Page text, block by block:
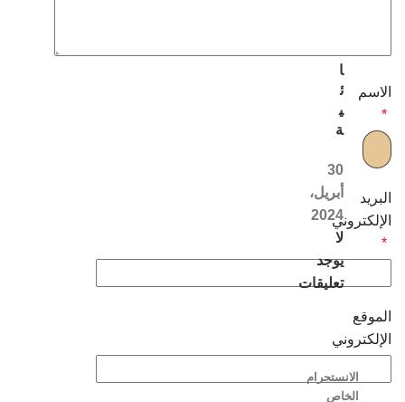
الاسم
*
البريد
الإلكتروني
*
الموقع
الإلكتروني
ا
ئ
ي
ة
30
أبريل،
2024
لا
يوجد
تعليقات
الانستجرام
الخاص